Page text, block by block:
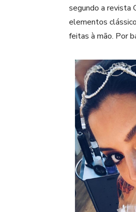
segundo a revista
elementos
feitas à mão. Por